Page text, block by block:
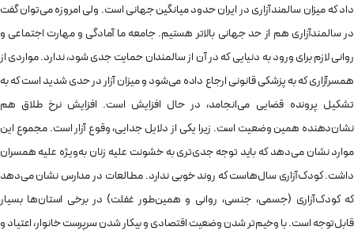
‌داد که میزان سالمندآزاری در ایران حدود میانگین جهانی است. ولی امروزه می‌توان گفت
در سالمندآزاری هم از حد جهانی بالاتر هستیم. جامعه‌ ما آمادگی و مهارت اجتماعی و
روانی لازم برای ورود به دنیایی که در آن از سالمندان حمایت جدی شود، ندارد. مواردی از
همسرآزاری که به پزشکی قانونی ارجاع داده می‌شود و میزان آزار در حدی شدید است که به
تشکیل پرونده قضایی می‌انجامد، در حال افزایش است. افزایش نرخ طلاق هم
نشان‌دهنده‌ همین وضعیت است. زیرا یکی از دلایل جدایی، وقوع آزار است. مجموع این
موارد نشان می‌دهد که باید توجه جدی‌تری به خشونت علیه زنان به‌ویژه علیه همسران
داشت. کودک‌آزاری سال‌هاست که روند خوبی ندارد. مطالعات در مدارس نشان می‌دهد
که کودک‌آزاری (جسمی، جنسی، روانی و همین‌طور غفلت) در برخی استان‌ها بسیار
قابل‌توجه است. با وخیم‌تر شدن وضعیت اقتصادی و بیکار شدن سرپرست خانوار، اعتیاد و